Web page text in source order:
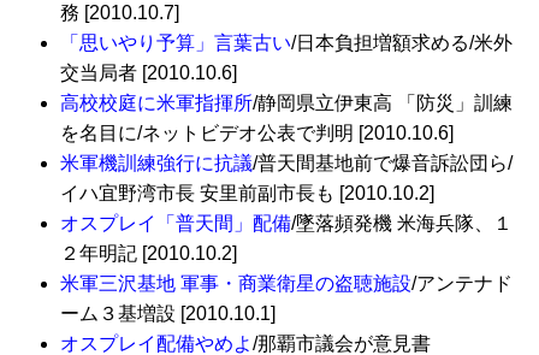
務 [2010.10.7]
「思いやり予算」言葉古い/日本負担増額求める/米外
交当局者 [2010.10.6]
高校校庭に米軍指揮所/静岡県立伊東高 「防災」訓練
を名目に/ネットビデオ公表で判明 [2010.10.6]
米軍機訓練強行に抗議/普天間基地前で爆音訴訟団ら/
イハ宜野湾市長 安里前副市長も [2010.10.2]
オスプレイ「普天間」配備/墜落頻発機 米海兵隊、１
２年明記 [2010.10.2]
米軍三沢基地 軍事・商業衛星の盗聴施設/アンテナド
ーム３基増設 [2010.10.1]
オスプレイ配備やめよ/那覇市議会が意見書